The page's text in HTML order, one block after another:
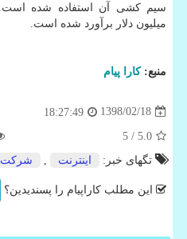
میلیون دلار برآورد شده است.
منبع:كارا پیام
1398/02/18
18:27:49
5.0
/ 5
تگهای خبر:
اینترنت شركت
این مطلب کاراپیام را پسندیدین؟